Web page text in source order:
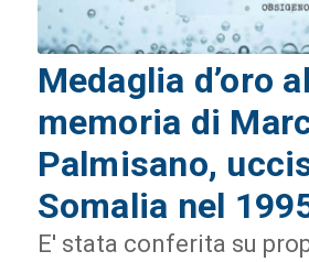
Medaglia d’oro
memoria di
Palmisano,
Somalia nel
E' stata conferita su